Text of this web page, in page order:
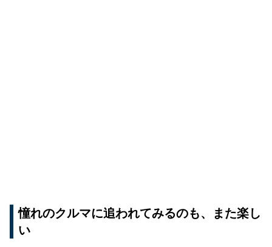
憧れのクルマに追われてみるのも、また楽し
い